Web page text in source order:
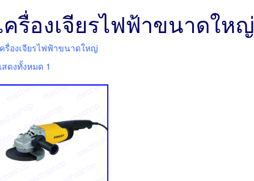
ครื่องเจียรไฟฟ้าขนาดใหญ่
รื่องเจียรไฟฟ้าขนาดใหญ่
ดงทั้งหมด 1